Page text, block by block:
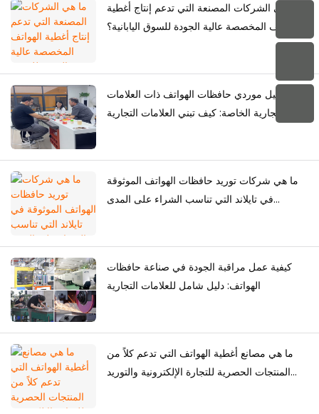
ما هي الشركات المصنعة التي تدعم إنتاج أغطية
الهواتف المخصصة عالية الجودة للسوق اليابانية؟
دليل موردي حافظات الهواتف ذات العلامات
التجارية الخاصة: كيف تبني العلامات التجارية
ما هي شركات توريد حافظات الهواتف الموثوقة
في تايلاند التي تناسب الشراء على المدى
كيفية عمل مراقبة الجودة في صناعة حافظات
الهواتف: دليل شامل للعلامات التجارية
ما هي مصانع أغطية الهواتف التي تدعم كلاً من
المنتجات الحصرية للتجارة الإلكترونية والتوريد